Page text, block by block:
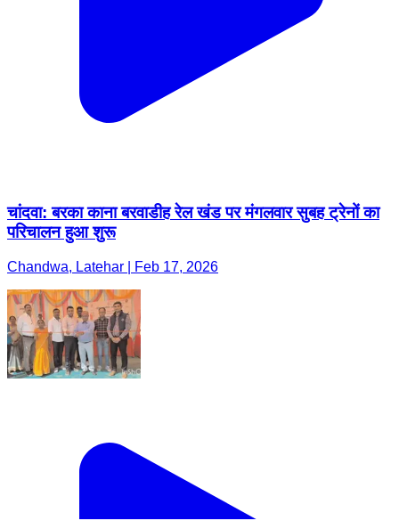
चांदवा: बरका काना बरवाडीह रेल खंड पर मंगलवार सुबह ट्रेनों का
परिचालन हुआ शुरू
Chandwa, Latehar | Feb 17, 2026